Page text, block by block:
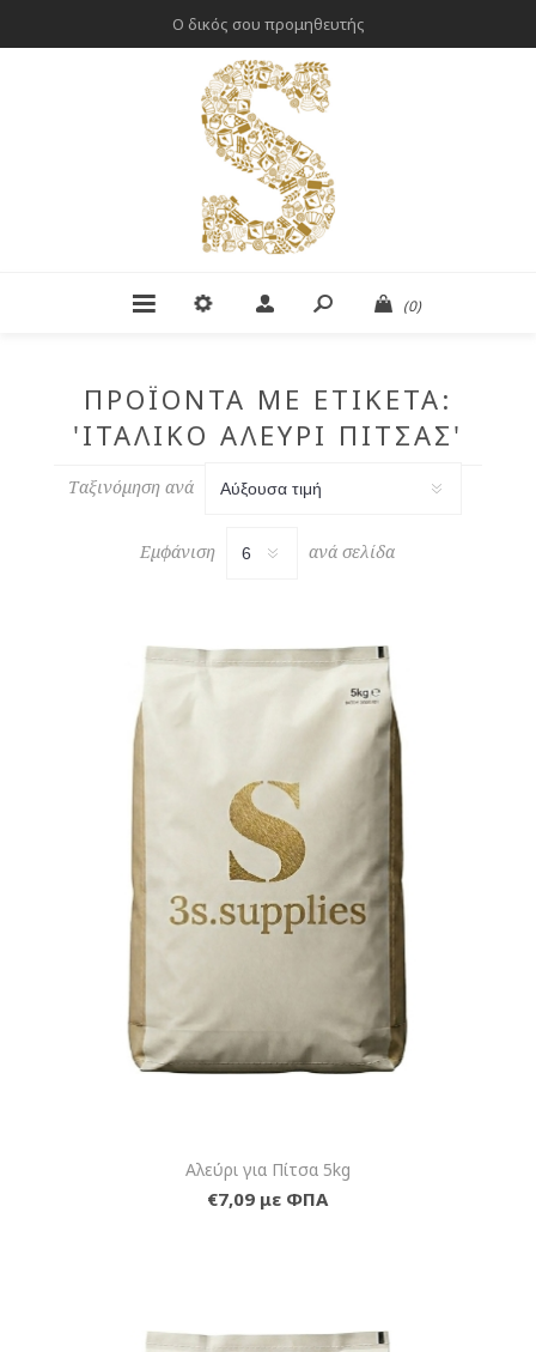
Ο δικός σου προμηθευτής
(0)
ΠΡΟΪΌΝΤΑ ΜΕ ΕΤΙΚΈΤΑ:
'ΙΤΑΛΙΚΌ ΑΛΕΎΡΙ ΠΊΤΣΑΣ'
Ταξινόμηση ανά
Εμφάνιση ανά σελίδα
Αλεύρι για Πίτσα 5kg
€7,09 με ΦΠΑ